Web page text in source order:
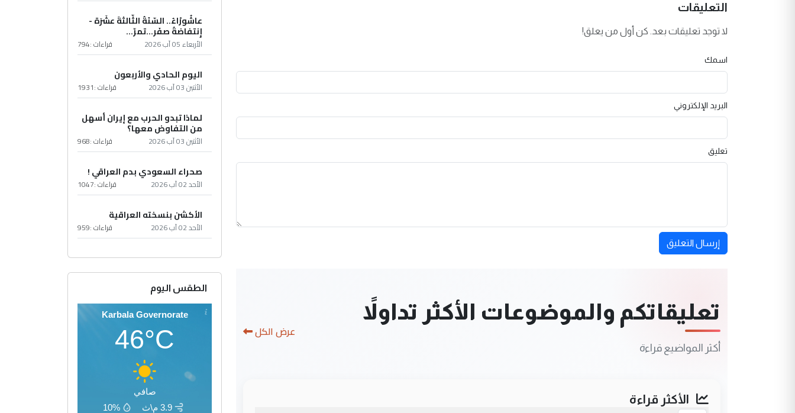
التعليقات
لا توجد تعليقات بعد. كن أول من يعلق!
اسمك
البريد الإلكتروني
تعليق
إرسال التعليق
تعليقاتكم والموضوعات الأكثر تداولاً
أكثر المواضيع قراءة
عرض الكل
الأكثر قراءة
عاشُورْاءُ.. السّنَةُ الثّالثةَ عشَرَة -
إِنتفاضةُ صفَر…تمرّ...
الأربعاء 05 آب 2026 قراءات :794
اليوم الحادي والأربعون
الأثنين 03 آب 2026 قراءات :1931
لماذا تبدو الحرب مع إيران أسهل
من التفاوض معها؟
الأثنين 03 آب 2026 قراءات :968
صحراء السعودي بدم العراقي !
الأحد 02 آب 2026 قراءات :1047
الأكشن بنسخته العراقية
الأحد 02 آب 2026 قراءات :959
الطقس اليوم
Karbala Governorate
46°C
صافي
3.9 م\ث
10%